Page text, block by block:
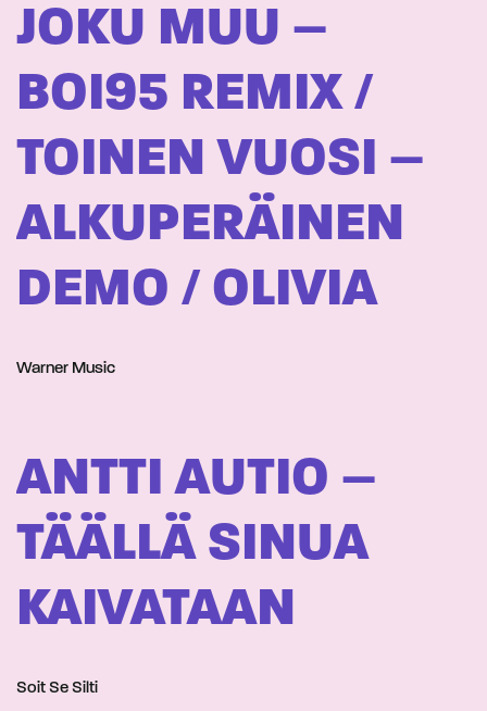
JOKU MUU –
BOI95 REMIX /
TOINEN VUOSI –
ALKUPERÄINEN
DEMO / OLIVIA
Warner Music
ANTTI AUTIO –
TÄÄLLÄ SINUA
KAIVATAAN
Soit Se Silti